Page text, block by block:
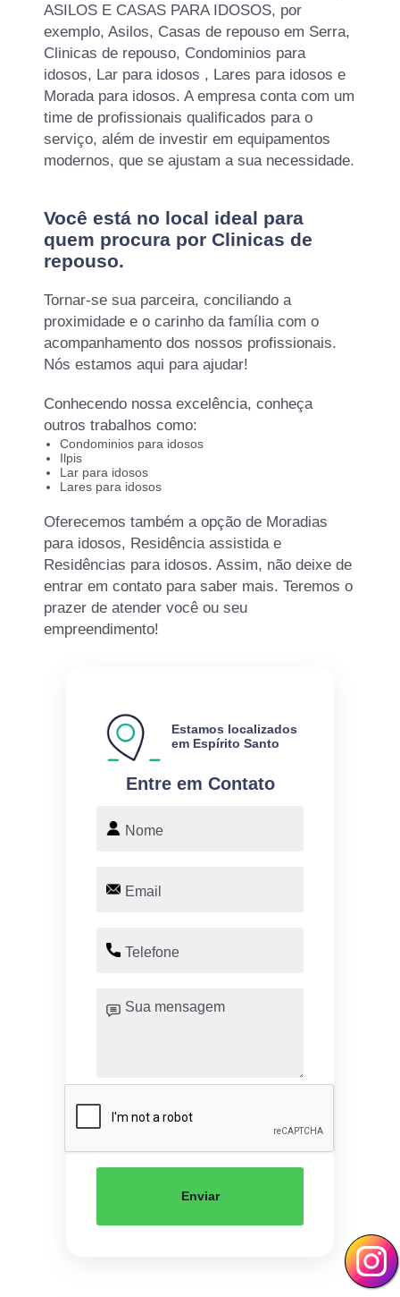
ASILOS E CASAS PARA IDOSOS, por
exemplo, Asilos, Casas de repouso em Serra,
Clinicas de repouso, Condominios para
idosos, Lar para idosos , Lares para idosos e
Morada para idosos. A empresa conta com um
time de profissionais qualificados para o
serviço, além de investir em equipamentos
modernos, que se ajustam a sua necessidade.
Você está no local ideal para
quem procura por Clinicas de
repouso.
Tornar-se sua parceira, conciliando a
proximidade e o carinho da família com o
acompanhamento dos nossos profissionais.
Nós estamos aqui para ajudar!
Conhecendo nossa excelência, conheça
outros trabalhos como:
Condominios para idosos
Ilpis
Lar para idosos
Lares para idosos
Oferecemos também a opção de Moradias
para idosos, Residência assistida e
Residências para idosos. Assim, não deixe de
entrar em contato para saber mais. Teremos o
prazer de atender você ou seu
empreendimento!
Entre em Contato
Estamos localizados
em Espírito Santo
Enviar